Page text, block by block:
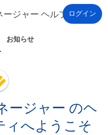
ジャー ヘルプ ログイン
お知らせ
ージャー のヘ
ィへようこそ